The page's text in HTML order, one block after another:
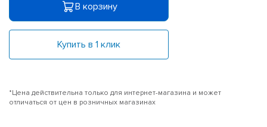
В корзину
Купить в 1 клик
*Цена действительна только для интернет-магазина и может
отличаться от цен в розничных магазинах